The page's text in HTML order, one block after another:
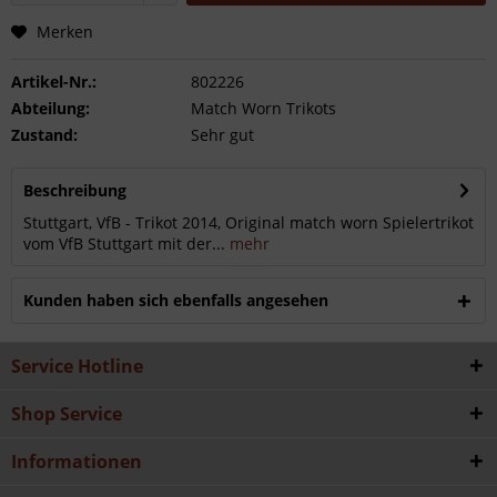
Merken
Artikel-Nr.:
802226
Abteilung:
Match Worn Trikots
Zustand:
Sehr gut
Beschreibung
Stuttgart, VfB - Trikot 2014, Original match worn Spielertrikot
vom VfB Stuttgart mit der... mehr
Kunden haben sich ebenfalls angesehen
Service Hotline
Shop Service
Informationen